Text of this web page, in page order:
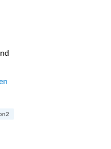
am Friesenwall“